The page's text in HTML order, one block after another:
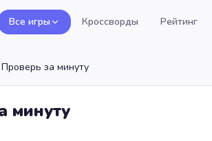
Все игры Кроссворды Рейтинг
за минуту
минуту